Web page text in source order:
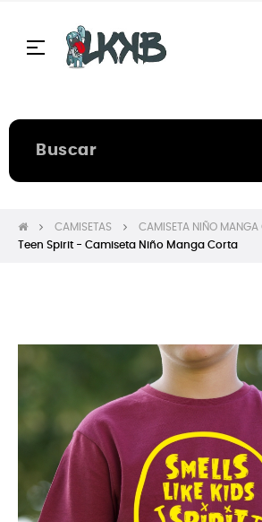
Navegación
☰
CAMISETAS CAMISETA NIÑO MANGA
Teen Spirit - Camiseta Niño Manga Corta